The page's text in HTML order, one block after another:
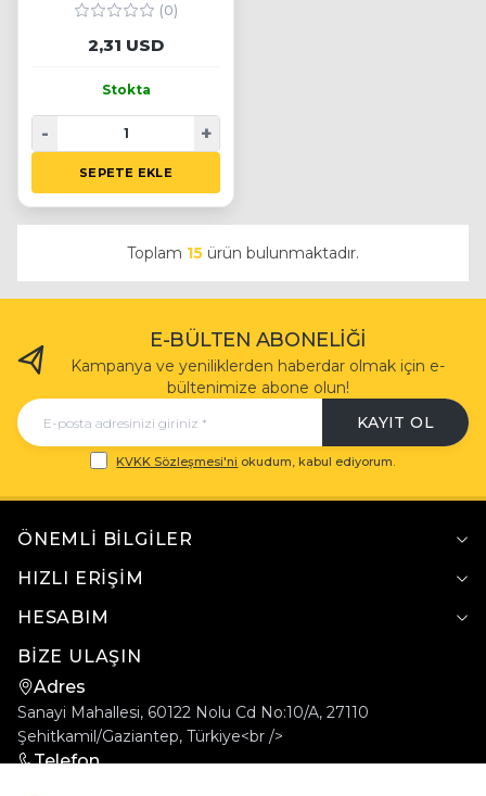
(0)
2,31 USD
Stokta
SEPETE EKLE
- +
Toplam 15 ürün bulunmaktadır.
E-BÜLTEN ABONELIĞI
Kampanya ve yeniliklerden haberdar olmak için e-
bültenimize abone olun!
KAYIT OL
KVKK Sözleşmesi'ni okudum, kabul ediyorum.
ÖNEMLI BILGILER
HIZLI ERIŞIM
HESABIM
BİZE ULAŞIN
Adres
Sanayi Mahallesi, 60122 Nolu Cd No:10/A, 27110
Şehitkamil/Gaziantep, Türkiye<br />
Telefon